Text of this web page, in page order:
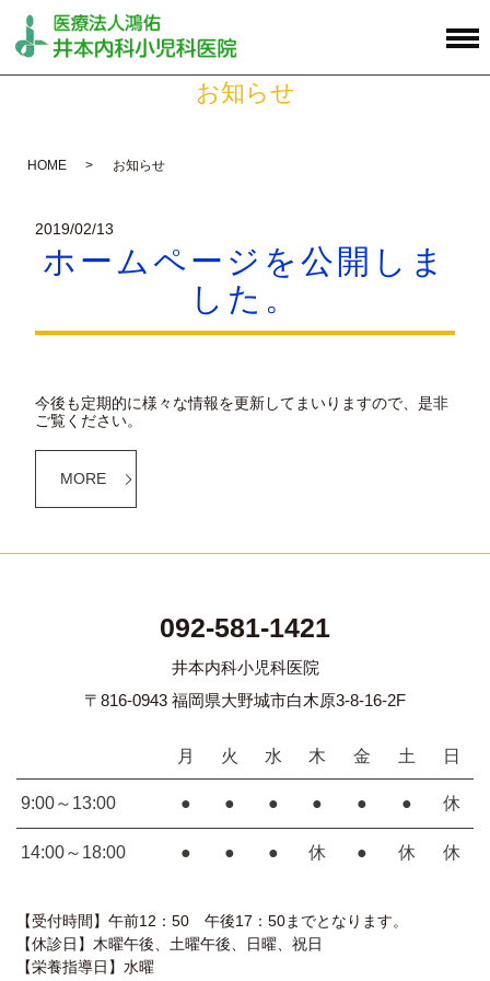
お知らせ
HOME お知らせ
2019/02/13
ホームページを公開しま
した。
今後も定期的に様々な情報を更新してまいりますので、是非
ご覧ください。
MORE
092-581-1421
井本内科小児科医院
〒816-0943 福岡県大野城市白木原3-8-16-2F
月 火 水 木 金 土 日
9:00～13:00 ● ● ● ● ● ● 休
14:00～18:00 ● ● ● 休 ● 休 休
【受付時間】午前12：50 午後17：50までとなります。
【休診日】木曜午後、土曜午後、日曜、祝日
【栄養指導日】水曜